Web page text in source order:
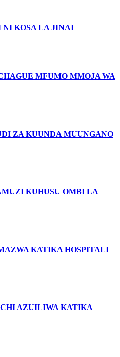
NI KOSA LA JINAI
MFUMO MMOJA WA
ZA KUUNDA MUUNGANO
KUHUSU OMBI LA
KATIKA HOSPITALI
AZUILIWA KATIKA